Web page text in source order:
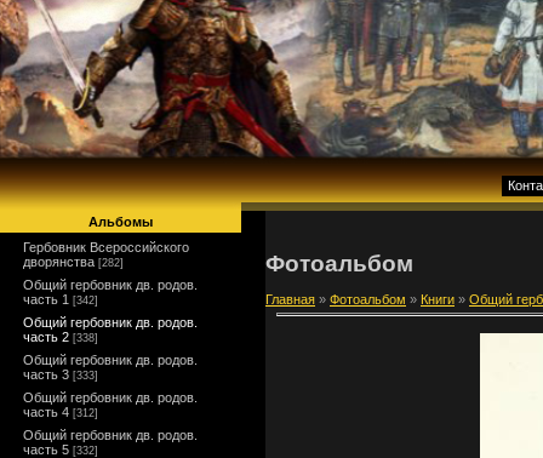
Альбомы
Гербовник Всероссийского
дворянства [282]
Общий гербовник дв. родов.
часть 1 [342]
Общий гербовник дв. родов.
часть 2 [338]
Общий гербовник дв. родов.
часть 3 [333]
Общий гербовник дв. родов.
часть 4 [312]
Общий гербовник дв. родов.
часть 5 [332]
Фотоальбом
Главная » Фотоальбом » Книги » Общий